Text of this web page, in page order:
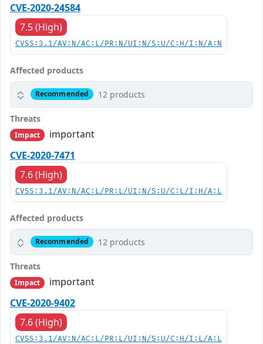
CVE-2020-24584
7.5 (High)
CVSS:3.1/AV:N/AC:L/PR:N/UI:N/S:U/C:H/I:N/A:N
Affected products
Recommended 12 products
Threats
Impact
important
CVE-2020-7471
7.6 (High)
CVSS:3.1/AV:N/AC:L/PR:L/UI:N/S:U/C:L/I:H/A:L
Affected products
Recommended 12 products
Threats
Impact
important
CVE-2020-9402
7.6 (High)
CVSS:3.1/AV:N/AC:L/PR:L/UI:N/S:U/C:H/I:L/A:L